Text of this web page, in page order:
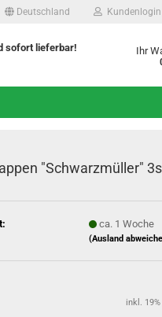
Deutschland Kundenlogin
sofort lieferbar! Ihr
"Schwarzmüller"
ca. 1 Woche
(Ausland
inkl.